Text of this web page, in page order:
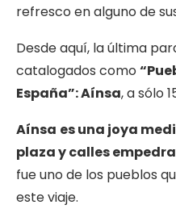
refresco en alguno de
Desde aquí, la última
catalogados como
España”: Aínsa, a sólo
Aínsa es una joya
plaza y calles
fue uno de los pueblos
este viaje.